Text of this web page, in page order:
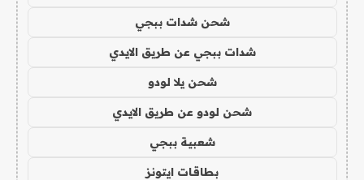
شحن شدات ببجي
شدات ببجي عن طريق الايدي
شحن يلا لودو
شحن لودو عن طريق الايدي
شعبية ببجي
بطاقات ايتونز